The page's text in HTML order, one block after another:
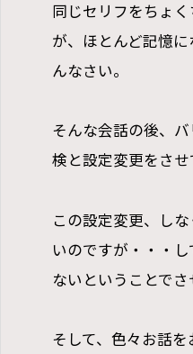
同じセリフをちょ
が、ほとんど記憶
んなさい。
そんな会話の後、
検と設定変更をさせ
この設定変更、し
いのですが・・・
ないということでさ
そして、色々お話